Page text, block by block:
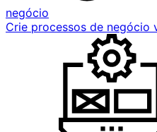
negócio
Crie processos de negócio